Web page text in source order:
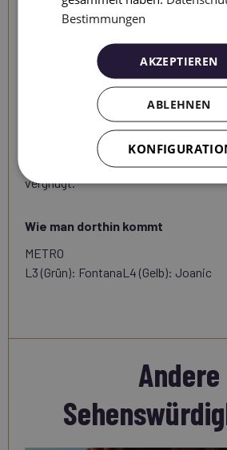
im Stadtteil ist auf ihr hohes Alter
die ersten Spuren dieser
dem Jahr 1817, d.h., das Stadtteilfest
200 Jahren statt. Weder der Krieg
es geschafft, diese hübsche Tradition
der ganzen Stadt überaus beliebt ist
neuen Impuls mit der Verewigung im
Diamante von Mercé Rodoreda
junge Colometa sich in den Zelten
vergnügt.
Wie man dorthin kommt
METRO
L3 (Grün): FontanaL4 (Gelb): Joanic
Andere
Bestimmungen
AKZEPTIEREN
ABLEHNEN